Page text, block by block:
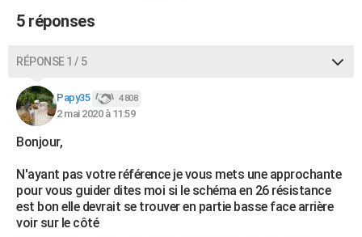
BONS PLANS
Dictionnaire
Biographies
Citations
Expressions
Proverbes
PROGRAMME TV
COPAINS D'AVANT
S'inscrire
Se connecter
Lycées
Collèges
Primaires
Universités
Entreprises
Service militaire
Avis de recherche
AVIS DE DÉCÈS
FORUM
5 réponses
RÉPONSE 1 / 5
Papy35 4 808
2 mai 2020 à 11:59
Bonjour,
N'ayant pas votre référence je vous mets une approchante
pour vous guider dites moi si le schéma en 26 résistance
est bon elle devrait se trouver en partie basse face arrière
voir sur le côté